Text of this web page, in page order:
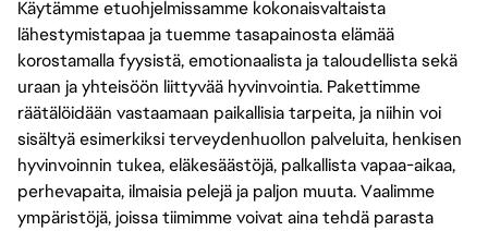
Käytämme etuohjelmissamme kokonaisvaltaista
lähestymistapaa ja tuemme tasapainosta elämää
korostamalla fyysistä, emotionaalista ja taloudellista sekä
uraan ja yhteisöön liittyvää hyvinvointia. Pakettimme
räätälöidään vastaamaan paikallisia tarpeita, ja niihin voi
sisältyä esimerkiksi terveydenhuollon palveluita, henkisen
hyvinvoinnin tukea, eläkesäästöjä, palkallista vapaa-aikaa,
perhevapaita, ilmaisia pelejä ja paljon muuta. Vaalimme
ympäristöjä, joissa tiimimme voivat aina tehdä parasta